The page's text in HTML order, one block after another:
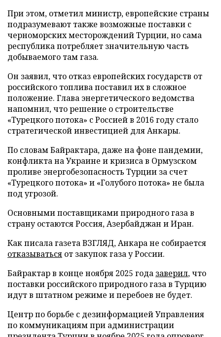
При этом, отметил министр, европейские страны
подразумевают также возможные поставки с
черноморских месторождений Турции, но сама
республика потребляет значительную часть
добываемого там газа.
Он заявил, что отказ европейских государств от
российского топлива поставил их в сложное
положение. Глава энергетического ведомства
напомнил, что решение о строительстве
«Турецкого потока» с Россией в 2016 году стало
стратегической инвестицией для Анкары.
По словам Байрактара, даже на фоне пандемии,
конфликта на Украине и кризиса в Ормузском
проливе энергобезопасность Турции за счет
«Турецкого потока» и «Голубого потока» не была
под угрозой.
Основными поставщиками природного газа в
страну остаются Россия, Азербайджан и Иран.
Как писала газета ВЗГЛЯД, Анкара не собирается
отказываться от закупок газа у России.
Байрактар в конце ноября 2025 года заверил, что
поставки российского природного газа в Турцию
идут в штатном режиме и перебоев не будет.
Центр по борьбе с дезинформацией Управления
по коммуникациям при администрации